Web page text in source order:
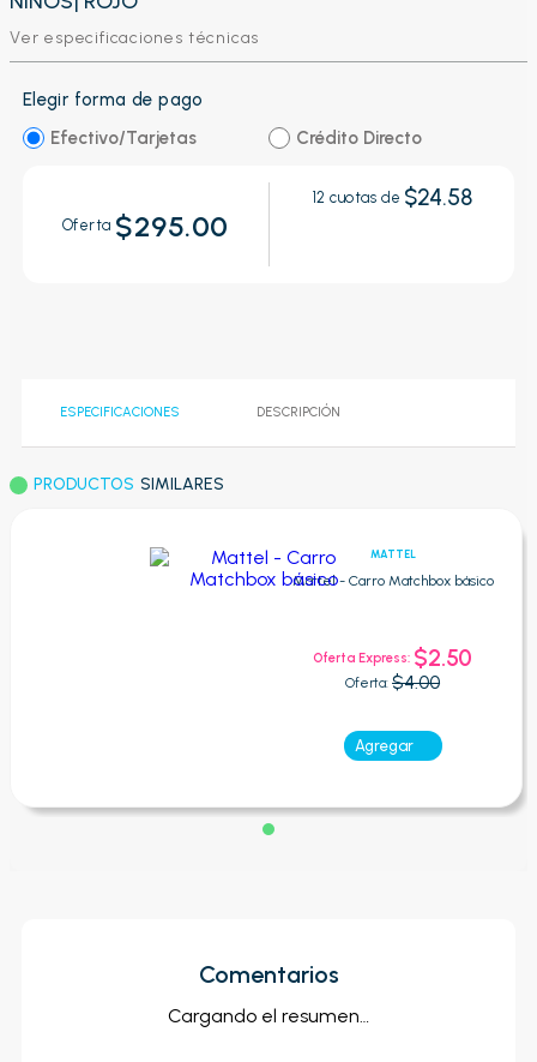
Ver especificaciones técnicas
Elegir forma de pago
Efectivo/Tarjetas
Crédito Directo
Oferta $295.00
12 cuotas de $24.58
ESPECIFICACIONES DESCRIPCIÓN
PRODUCTOS SIMILARES
MATTEL
Mattel - Carro Matchbox básico
Oferta:$4.00
Oferta Express: $2.50
Agregar
Comentarios
Cargando el resumen…